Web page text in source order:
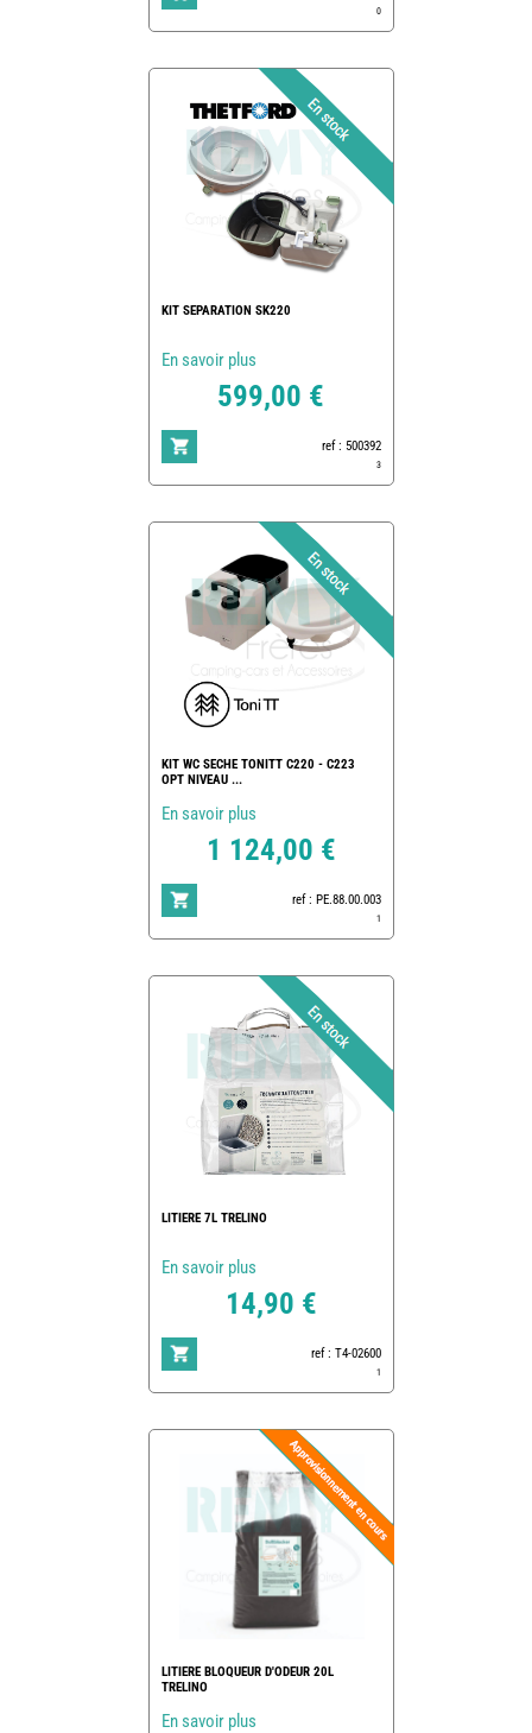
0
KIT SEPARATION SK220
En savoir plus
599,00 €
ref : 500392
3
KIT WC SECHE TONITT C220 - C223
OPT NIVEAU ...
En savoir plus
1 124,00 €
ref : PE.88.00.003
1
LITIERE 7L TRELINO
En savoir plus
14,90 €
ref : T4-02600
1
LITIERE BLOQUEUR D'ODEUR 20L
TRELINO
En savoir plus